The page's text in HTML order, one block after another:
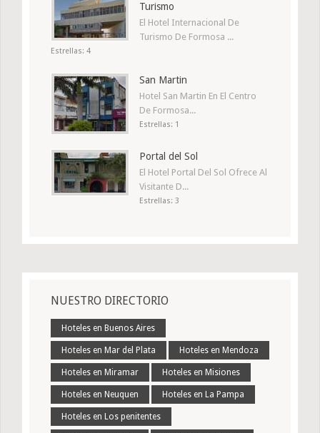
Turismo
El Hotel Internacional De
Turismo De Formosa ...
Estrellas: 4
San Martin
Hotel San Martin En El Centro
De Formosa...
Estrellas: 1
Portal del Sol
El Hotel Portal Del Sol Ofrece Al
Visitante D...
Estrellas: 3
NUESTRO DIRECTORIO
Hoteles en Buenos Aires
Hoteles en Mar del Plata Hoteles en Mendoza
Hoteles en Miramar Hoteles en Misiones
Hoteles en Neuquen Hoteles en La Pampa
Hoteles en Los penitentes